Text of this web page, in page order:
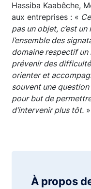
Hassiba Kaabêche,
aux entreprises : «
pas un objet, c’est
l’ensemble des
domaine respectif un
prévenir des
orienter et
souvent une
pour but de
d’intervenir plus tôt. »
À propos